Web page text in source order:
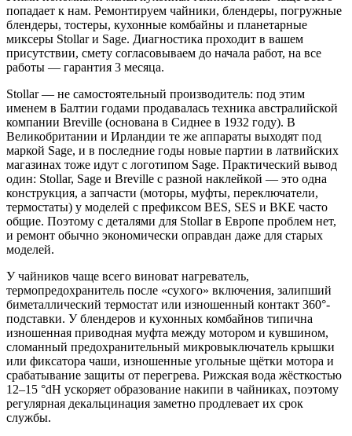
попадает к нам. Ремонтируем чайники, блендеры, погружные
блендеры, тостеры, кухонные комбайны и планетарные
миксеры Stollar и Sage. Диагностика проходит в вашем
присутствии, смету согласовываем до начала работ, на все
работы — гарантия 3 месяца.
Stollar — не самостоятельный производитель: под этим
именем в Балтии годами продавалась техника австралийской
компании Breville (основана в Сиднее в 1932 году). В
Великобритании и Ирландии те же аппараты выходят под
маркой Sage, и в последние годы новые партии в латвийских
магазинах тоже идут с логотипом Sage. Практический вывод
один: Stollar, Sage и Breville с разной наклейкой — это одна
конструкция, а запчасти (моторы, муфты, переключатели,
термостаты) у моделей с префиксом BES, SES и BKE часто
общие. Поэтому с деталями для Stollar в Европе проблем нет,
и ремонт обычно экономически оправдан даже для старых
моделей.
У чайников чаще всего виноват нагреватель,
термопредохранитель после «сухого» включения, залипший
биметаллический термостат или изношенный контакт 360°-
подставки. У блендеров и кухонных комбайнов типична
изношенная приводная муфта между мотором и кувшином,
сломанный предохранительный микровыключатель крышки
или фиксатора чаши, изношенные угольные щётки мотора и
срабатывание защиты от перегрева. Рижская вода жёсткостью
12–15 °dH ускоряет образование накипи в чайниках, поэтому
регулярная декальцинация заметно продлевает их срок
службы.